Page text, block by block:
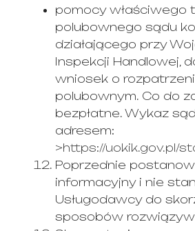
pomocy właściwego
polubownego sądu
działającego przy
Inspekcji Handlowej,
wniosek o
polubownym. Co do
bezpłatne. Wykaz
adresem:
>https://uokik.gov.pl/
Poprzednie
informacyjny i nie
Usługodawcy do
sposobów